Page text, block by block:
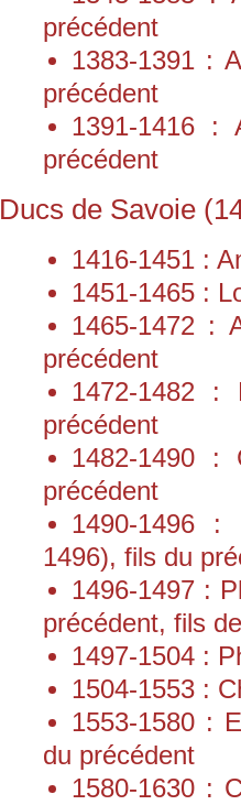
précédent
1383-1391 :
précédent
1391-1416 :
précédent
Ducs de Savoie
1416-1451 :
1451-1465 :
1465-1472 :
précédent
1472-1482 :
précédent
1482-1490 :
précédent
1490-1496 :
1496), fils du
1496-1497 :
précédent, fils
1497-1504 :
1504-1553 :
1553-1580 :
du précédent
1580-1630 :